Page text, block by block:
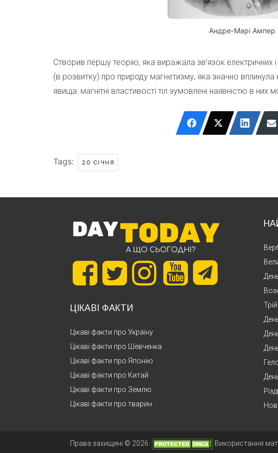
Андре-Марі Ампер
Створив першу теорію, яка виражала зв’язок електричних
(в розвитку) про природу магнетизму, яка значно вплинула
явища: магнітні властивості тіл зумовлені наявністю в них
Tags: 20 СІЧНЯ
ЦІКАВІ ФАКТИ
Цікаві факти про Україну
Цікаві факти про Шевченка
Цікаві факти про Японію
Цікаві факти про Китай
Цікаві факти про Землю
Цікаві факти про тварин
Права захищені © 2026. Використання